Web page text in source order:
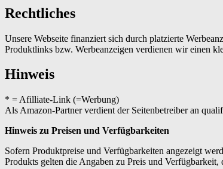
Rechtliches
Unsere Webseite finanziert sich durch platzierte
Produktlinks bzw. Werbeanzeigen verdienen wir einen
Hinweis
* = Afilliate-Link (=Werbung)
Als Amazon-Partner verdient der Seitenbetreiber an
Hinweis zu Preisen und Verfügbarkeiten
Sofern Produktpreise und Verfügbarkeiten angezeigt
Produkts gelten die Angaben zu Preis und